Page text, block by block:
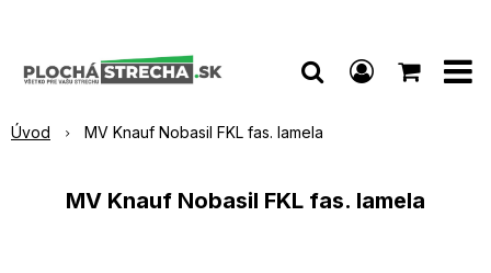
Úvod MV Knauf Nobasil FKL fas. lamela
MV Knauf Nobasil FKL fas. lamela